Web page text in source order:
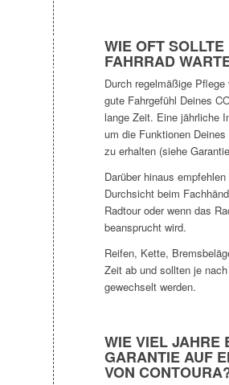
WIE OFT SOLLTE
FAHRRAD
Durch regelmäßige
gute Fahrgefühl Deines
lange Zeit. Eine jährliche
um die Funktionen
zu erhalten (siehe
Darüber hinaus
Durchsicht beim
Radtour oder wenn das
beansprucht wird.
Reifen, Kette,
Zeit ab und sollten je
gewechselt werden.
WIE VIEL JAHRE
GARANTIE AUF
VON